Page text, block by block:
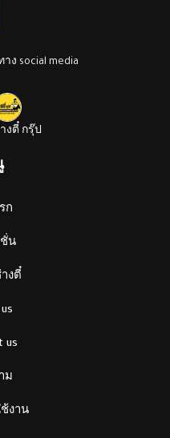
ง social media
งตี๋ กรุ๊ป
ก
ชั่น
งตี๋
us
ม
งาน